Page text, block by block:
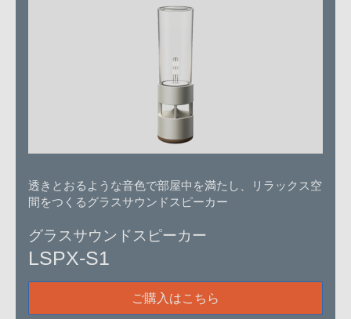
透きとおるような音色で部屋中を満たし、リラックス空
間をつくるグラスサウンドスピーカー
グラスサウンドスピーカー
LSPX-S1
ご購入はこちら